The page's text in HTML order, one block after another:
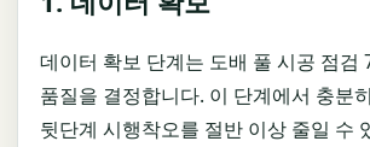
데이터 확보 단계는 도배 풀 시공 점검
품질을 결정합니다. 이 단계에서 충분
뒷단계 시행착오를 절반 이상 줄일 수